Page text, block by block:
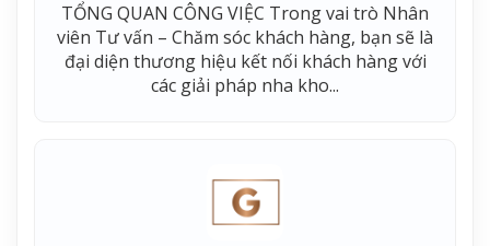
TỔNG QUAN CÔNG VIỆC Trong vai trò Nhân
viên Tư vấn – Chăm sóc khách hàng, bạn sẽ là
đại diện thương hiệu kết nối khách hàng với
các giải pháp nha kho...